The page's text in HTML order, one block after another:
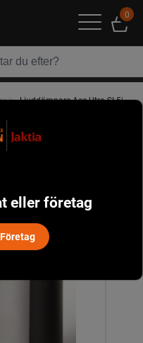
0
> Ljuddämpare Ase Utra SL5i
eller företag
Företag